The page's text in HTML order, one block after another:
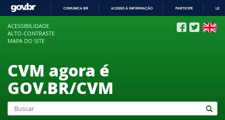
COMUNICA BR ACESSO À INFORMAÇÃO PARTICIPE
ACESSIBILIDADE
ALTO-CONTRASTE
MAPA DO SITE
CVM agora é
GOV.BR/CVM